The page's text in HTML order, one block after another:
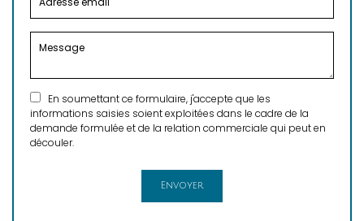
En soumettant ce formulaire, j'accepte que les
informations saisies soient exploitées dans le cadre de la
demande formulée et de la relation commerciale qui peut en
découler.